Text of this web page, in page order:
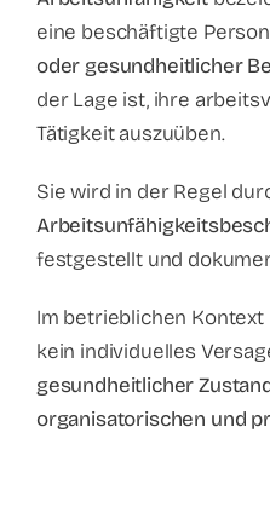
eine beschäftigte
oder gesundheitlicher
der Lage ist, ihre
Tätigkeit auszuüben.
Sie wird in der Regel
festgestellt und
Im betrieblichen
kein individuelles
gesundheitlicher
organisatorischen und